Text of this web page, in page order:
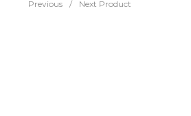
Previous / Next Product